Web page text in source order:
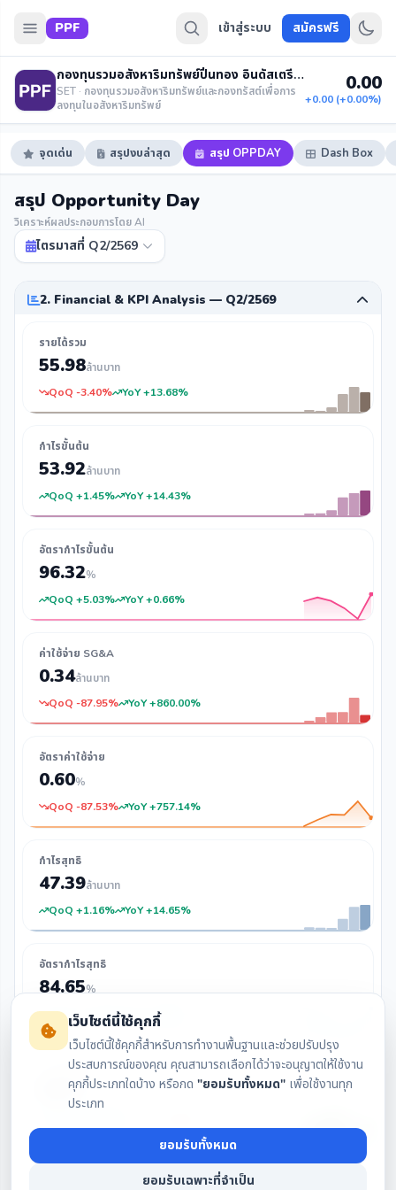
PPF เข้าสู่ระบบ สมัครฟรี
กองทุนรวมอสังหาริมทรัพย์ปิ่นทอง อินดัสเตรียล ปาร์ค
SET · กองทุนรวมอสังหาริมทรัพย์และกองทรัสต์เพื่อการ
ลงทุนในอสังหาริมทรัพย์
0.00
+0.00 (+0.00%)
จุดเด่น สรุปงบล่าสุด สรุป OPPDAY Dash Box
สรุป Opportunity Day
วิเคราะห์ผลประกอบการโดย AI
ไตรมาสที่ Q2/2569
2. Financial & KPI Analysis — Q2/2569
รายได้รวม
55.98ล้านบาท
QoQ -3.40%
YoY +13.68%
กำไรขั้นต้น
53.92ล้านบาท
QoQ +1.45%
YoY +14.43%
อัตรากำไรขั้นต้น
96.32%
QoQ +5.03%
YoY +0.66%
ค่าใช้จ่าย SG&A
0.34ล้านบาท
QoQ -87.95%
YoY +860.00%
อัตราค่าใช้จ่าย
0.60%
QoQ -87.53%
YoY +757.14%
กำไรสุทธิ
47.39ล้านบาท
QoQ +1.16%
YoY +14.65%
อัตรากำไรสุทธิ
84.65%
QoQ +4.73%
YoY +0.86%
กระแสเงินสด
0.07ล้านบาท
เว็บไซต์นี้ใช้คุกกี้
เว็บไซต์นี้ใช้คุกกี้สำหรับการทำงานพื้นฐานและช่วยปรับปรุง
ประสบการณ์ของคุณ คุณสามารถเลือกได้ว่าจะอนุญาตให้ใช้งาน
คุกกี้ประเภทใดบ้าง หรือกด "ยอมรับทั้งหมด" เพื่อใช้งานทุก
ประเภท
ยอมรับทั้งหมด
ยอมรับเฉพาะที่จำเป็น